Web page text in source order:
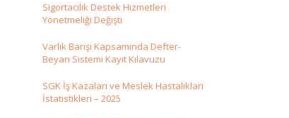
Sigortacılık Destek Hizmetleri
Yönetmeliği Değişti
Varlık Barışı Kapsamında Defter-
Beyan Sistemi Kayıt Kılavuzu
SGK İş Kazaları ve Meslek Hastalıkları
İstatistikleri – 2025